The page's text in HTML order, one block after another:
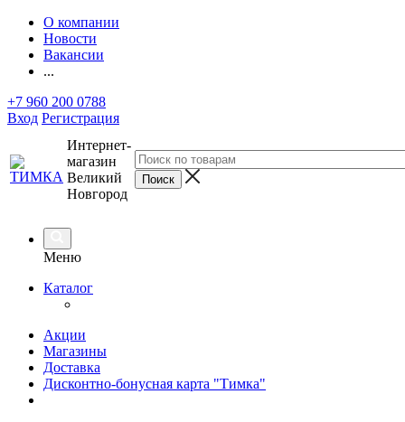
О компании
Новости
Вакансии
...
+7 960 200 0788
Вход Регистрация
Интернет-
магазин
Великий
Новгород
Меню
Каталог
Акции
Магазины
Доставка
Дисконтно-бонусная карта "Тимка"